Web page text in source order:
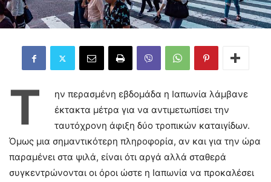
Τ
ην περασμένη εβδομάδα η Ιαπωνία λάμβανε
έκτακτα μέτρα για να αντιμετωπίσει την
ταυτόχρονη άφιξη δύο τροπικών καταιγίδων.
Όμως μια σημαντικότερη πληροφορία, αν και για την ώρα
παραμένει στα ψιλά, είναι ότι αργά αλλά σταθερά
συγκεντρώνονται οι όροι ώστε η Ιαπωνία να προκαλέσει